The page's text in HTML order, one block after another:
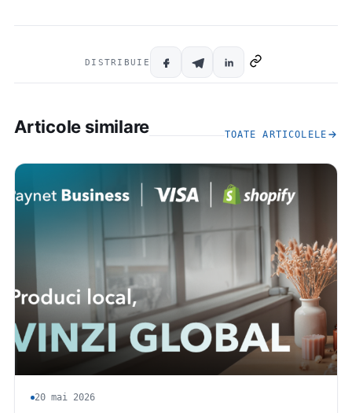
DISTRIBUIE
Articole similare TOATE ARTICOLELE
20 mai 2026